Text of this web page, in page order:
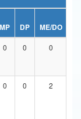
MP DP ME/DO
0 0 0
0 0 2